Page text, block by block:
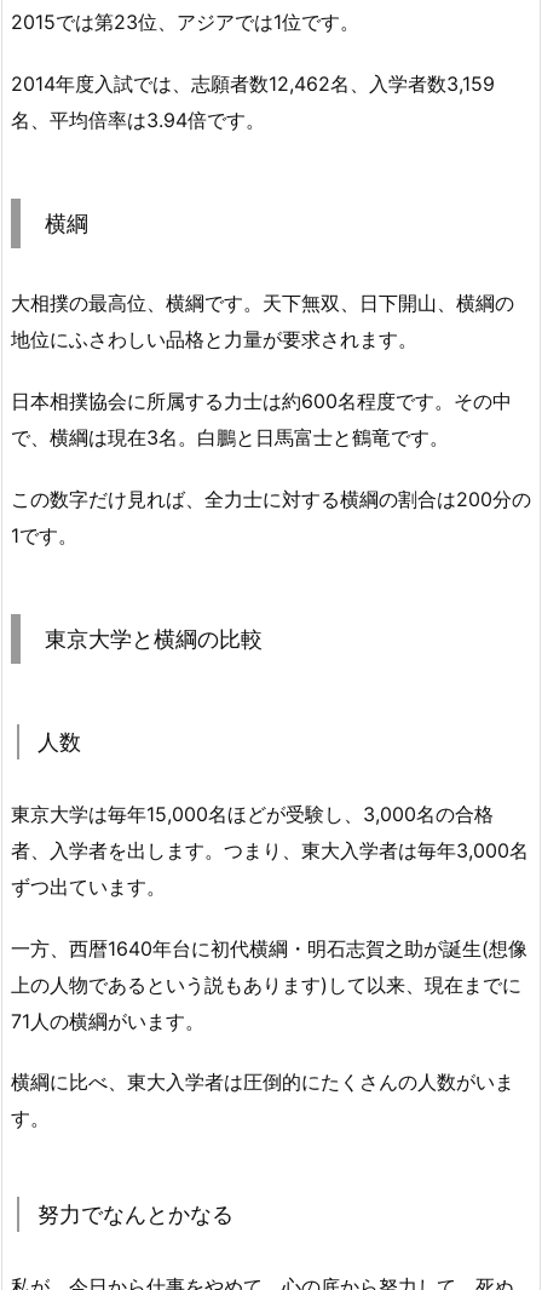
2015では第23位、アジアでは1位です。
2014年度入試では、志願者数12,462名、入学者数3,159
名、平均倍率は3.94倍です。
横綱
大相撲の最高位、横綱です。天下無双、日下開山、横綱の
地位にふさわしい品格と力量が要求されます。
日本相撲協会に所属する力士は約600名程度です。その中
で、横綱は現在3名。白鵬と日馬富士と鶴竜です。
この数字だけ見れば、全力士に対する横綱の割合は200分の
1です。
東京大学と横綱の比較
人数
東京大学は毎年15,000名ほどが受験し、3,000名の合格
者、入学者を出します。つまり、東大入学者は毎年3,000名
ずつ出ています。
一方、西暦1640年台に初代横綱・明石志賀之助が誕生(想像
上の人物であるという説もあります)して以来、現在までに
71人の横綱がいます。
横綱に比べ、東大入学者は圧倒的にたくさんの人数がいま
す。
努力でなんとかなる